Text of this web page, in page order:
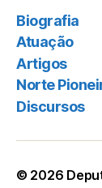
Biografia
Atuação
Artigos
Norte
Discursos
© 2026